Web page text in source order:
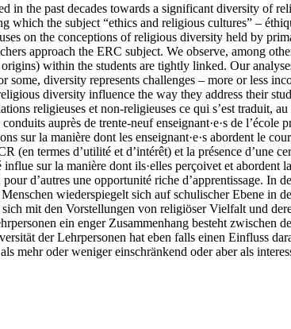
in the past decades towards a significant diversity of
the subject “ethics and religious cultures” –
on the conceptions of religious diversity held by
approach the ERC subject. We observe, among
within the students are tightly linked. Our
diversity represents challenges – more or less
diversity influence the way they address their
religieuses et non-religieuses ce qui s’est traduit,
auprès de trente-neuf enseignant·e·s de
sur la manière dont les enseignant·e·s abordent le
(en termes d’utilité et d’intérêt) et la présence d’une
sur la manière dont ils·elles perçoivet et abordent
d’autres une opportunité riche d’apprentissage. In
wiederspiegelt sich auf schulischer Ebene in
mit den Vorstellungen von religiöser Vielfalt und
ein enger Zusammenhang besteht zwischen
der Lehrpersonen hat eben falls einen Einfluss
mehr oder weniger einschränkend oder aber als